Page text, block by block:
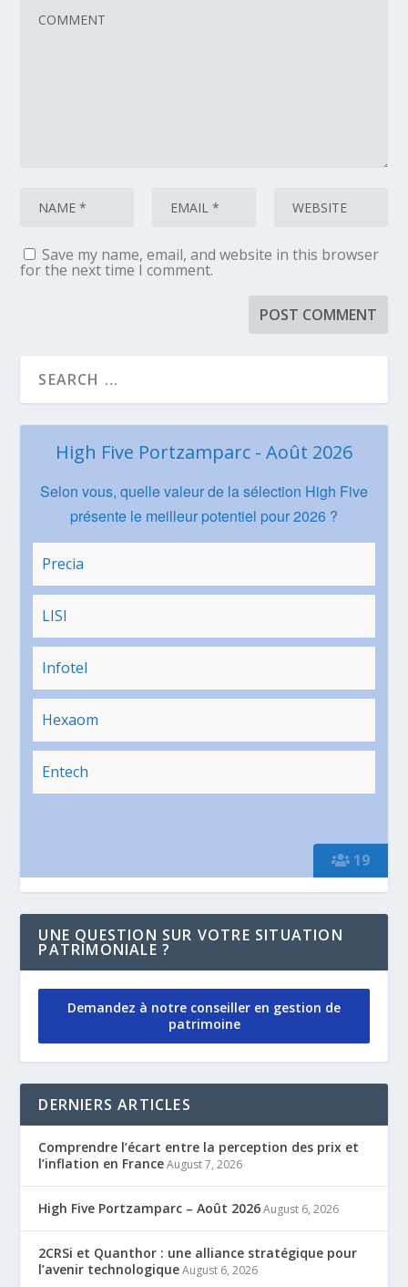
Save my name, email, and website in this browser
for the next time I comment.
19
High Five Portzamparc - Août 2026
Selon vous, quelle valeur de la sélection High Five
présente le meilleur potentiel pour 2026 ?
Precia
LISI
Infotel
Hexaom
Entech
UNE QUESTION SUR VOTRE SITUATION
PATRIMONIALE ?
Demandez à notre conseiller en gestion de
patrimoine
DERNIERS ARTICLES
Comprendre l’écart entre la perception des prix et
l’inflation en France August 7, 2026
High Five Portzamparc – Août 2026 August 6, 2026
2CRSi et Quanthor : une alliance stratégique pour
l’avenir technologique August 6, 2026